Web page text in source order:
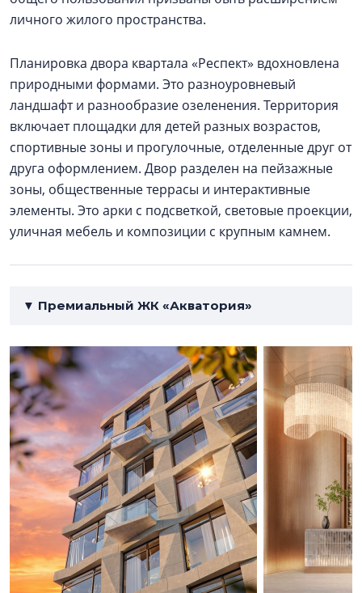
личного жилого пространства.
Планировка двора квартала «Респект» вдохновлена
природными формами. Это разноуровневый
ландшафт и разнообразие озеленения. Территория
включает площадки для детей разных возрастов,
спортивные зоны и прогулочные, отделенные друг от
друга оформлением. Двор разделен на пейзажные
зоны, общественные террасы и интерактивные
элементы. Это арки с подсветкой, световые проекции,
уличная мебель и композиции с крупным камнем.
▼ Премиальный ЖК «Акватория»